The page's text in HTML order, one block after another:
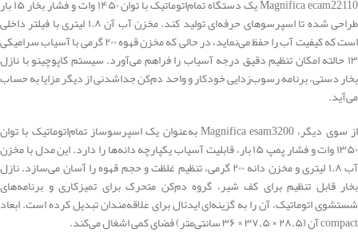
Magnifica ecam22110 یک دستگاه تمام‌اتوماتیک با توان ۱۴۵۰ وات و فشار بخار ۱۵ بار
طراحی شده تا اسپرسوهای حرفه‌ای تولید کند. مخزن آب آن ۱.۸ لیتری با فیلتر داخلی
است که کیفیت آب را حفظ می‌نماید، در حالی که مخزن قهوه ۲۰۰ گرمی با آسیاب سرامیکی
۱۳ حالته امکان تنظیم دقیق درجه آسیاب را فراهم می‌آورد. سیستم کاپوچینو با نازل
بخار دستی، برنامه رسوب‌زدایی خودکار و واحد دم‌کن جداشدنی از دیگر مزایا به حساب
می‌آید.
از سوی دیگر، Magnifica esam3200 به‌عنوان یک اسپرسوساز تمام‌اتوماتیک با توان
۱۳۵۰ وات و فشار پمپ ۱۵ بار، قابلیت آسیاب یکپارچه دانه‌ها را دارد. این مدل با مخزن
آب ۱.۸ لیتری و مخزن دانه ۲۰۰ گرمی، تنظیم غلظت و حجم قهوه را آسان می‌سازد. نازل
بخار قابل تنظیم برای کف شیر، گروه دم‌کن متحرک برای تمیزکاری و برنامه‌های
شستشوی اتوماتیک، آن را به گزینه‌ای ایدئال برای علاقه‌مندان تبدیل کرده است. ابعاد
compact آن (۲۸.۵ × ۳۷.۵ × ۳۶ سانتی‌متر) فضای کمی اشغال می‌کند.